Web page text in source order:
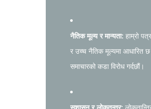
नैतिक मूल्य र मान्यता: हाम्रो
र उच्च नैतिक मूल्यमा आधारित
समाचारको कडा विरोध गर्दछौं।